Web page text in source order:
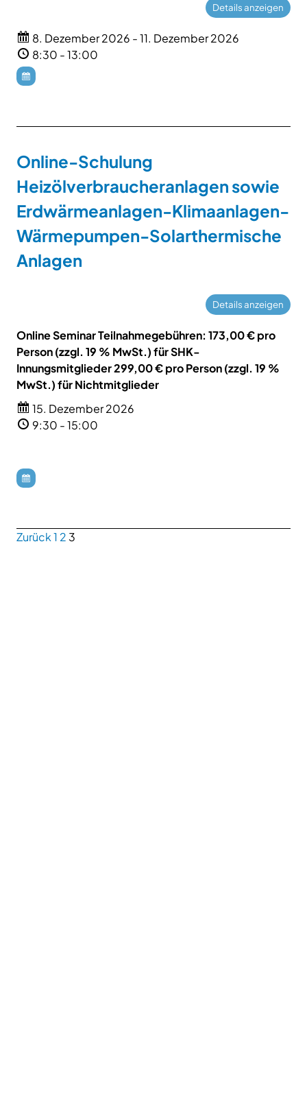
8. Dezember 2026 - 11. Dezember 2026
8:30 - 13:00
Online-Schulung
Heizölverbraucheranlagen sowie
Erdwärmeanlagen-Klimaanlagen-
Wärmepumpen-Solarthermische
Anlagen
Online Seminar Teilnahmegebühren: 173,00 € pro
Person (zzgl. 19 % MwSt.) für SHK-
Innungsmitglieder 299,00 € pro Person (zzgl. 19 %
MwSt.) für Nichtmitglieder
15. Dezember 2026
9:30 - 15:00
Zurück1 2 3